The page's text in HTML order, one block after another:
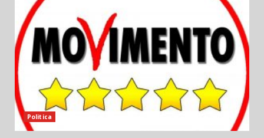
Politica